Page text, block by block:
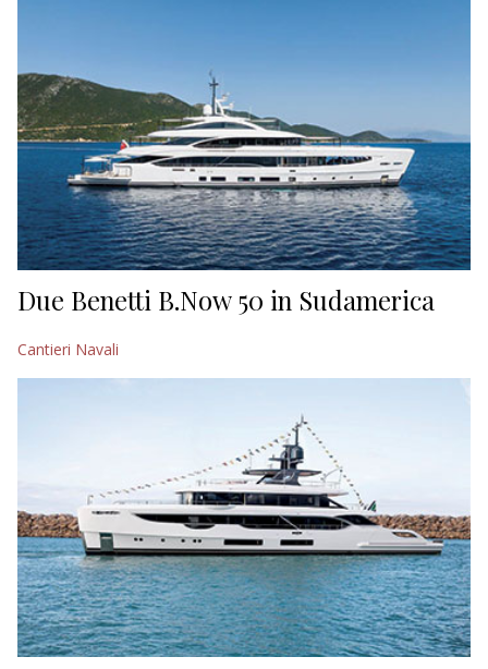
Due Benetti B.Now 50 in Sudamerica
Cantieri Navali